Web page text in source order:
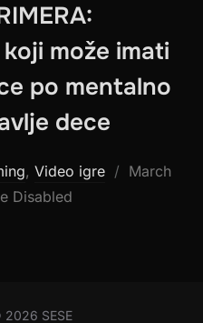
može imati
po mentalno
dece
, Video igre
Posted
March
Disabled
SESE